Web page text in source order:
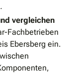
vergleichen
Fachbetrieben
Ebersberg ein.